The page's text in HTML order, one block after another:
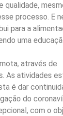
qualidade,
processo. E
para a
uma
através de
As atividades
é dar
do
com o